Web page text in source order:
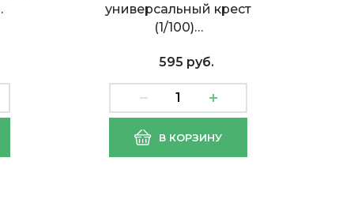
квад.пара (1/25/250)
универсальный крест
(1/100)…
595 руб.
В КОРЗИНУ